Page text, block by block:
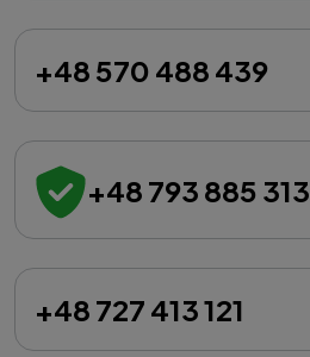
+48 570 488 439
+48 793 885 313
+48 727 413 121